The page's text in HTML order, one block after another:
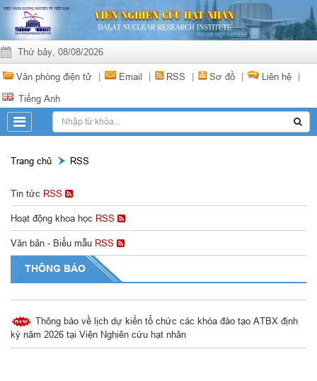
Thứ bảy, 08/08/2026
Văn phòng điện tử | Email | RSS | Sơ đồ | Liên hệ
|
Tiếng Anh
Trang chủ RSS
Tin tức RSS
Hoạt động khoa học RSS
Văn bản - Biểu mẫu RSS
THÔNG BÁO
Thông báo về lịch dự kiến tổ chức các khóa đào tạo ATBX định
kỳ năm 2026 tại Viện Nghiên cứu hạt nhân
Thông báo về việc Thay đổi số tài khoản ngân hàng